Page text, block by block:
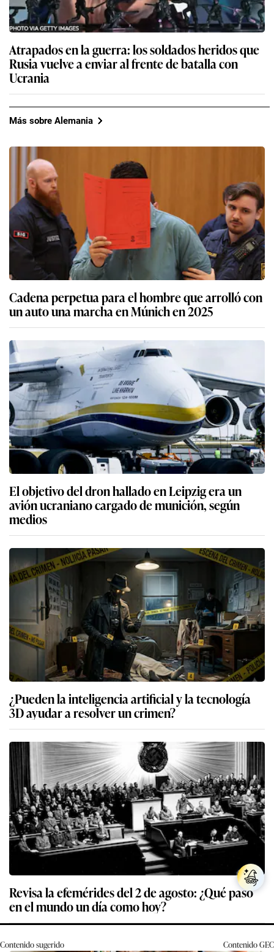
Atrapados en la guerra: los soldados heridos que
Rusia vuelve a enviar al frente de batalla con
Ucrania
Más sobre Alemania
Cadena perpetua para el hombre que arrolló con
un auto una marcha en Múnich en 2025
El objetivo del dron hallado en Leipzig era un
avión ucraniano cargado de munición, según
medios
¿Pueden la inteligencia artificial y la tecnología
3D ayudar a resolver un crimen?
Revisa la efemérides del 2 de agosto: ¿Qué pasó
en el mundo un día como hoy?
Contenido sugerido ContenidoGEC